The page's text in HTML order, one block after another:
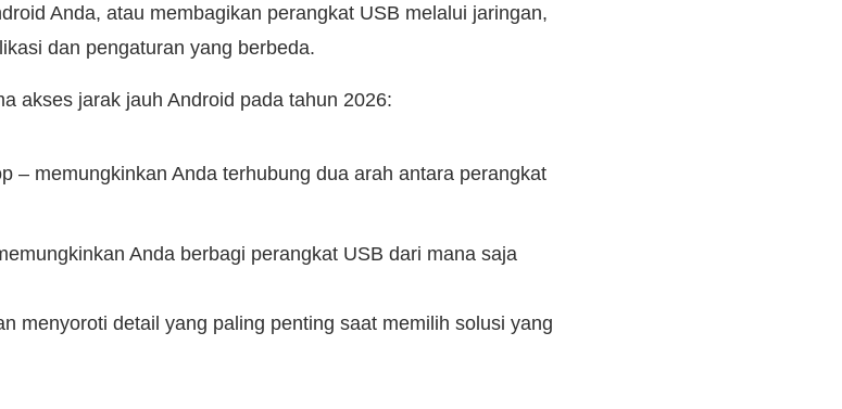
Anda, atau membagikan perangkat USB melalui jaringan,
dan pengaturan yang berbeda.
akses jarak jauh Android pada tahun 2026:
– memungkinkan Anda terhubung dua arah antara perangkat
Anda berbagi perangkat USB dari mana saja
menyoroti detail yang paling penting saat memilih solusi yang